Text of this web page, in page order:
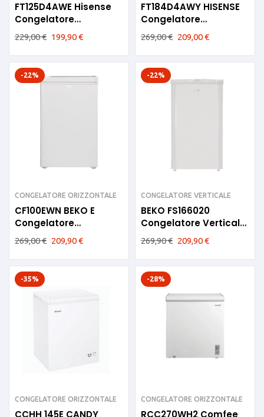
FT125D4AWE Hisense
Congelatore
orizzontale 98litri E
229,00€ 199,90€
FT184D4AWY HISENSE
Congelatore
Orizzontale 142L E
269,00€ 209,00€
-22%
CONGELATORE ORIZZONTALE
CF100EWN BEKO E
Congelatore
orizzontale Beko
104litri
269,00€ 209,90€
-22%
CONGELATORE VERTICALE
BEKO FS166020
Congelatore Verticale
3 CASSETTI
269,90€ 209,90€
-35%
CONGELATORE ORIZZONTALE
CCHH 145E CANDY
-28%
CONGELATORE ORIZZONTALE
RCC270WH2 Comfee